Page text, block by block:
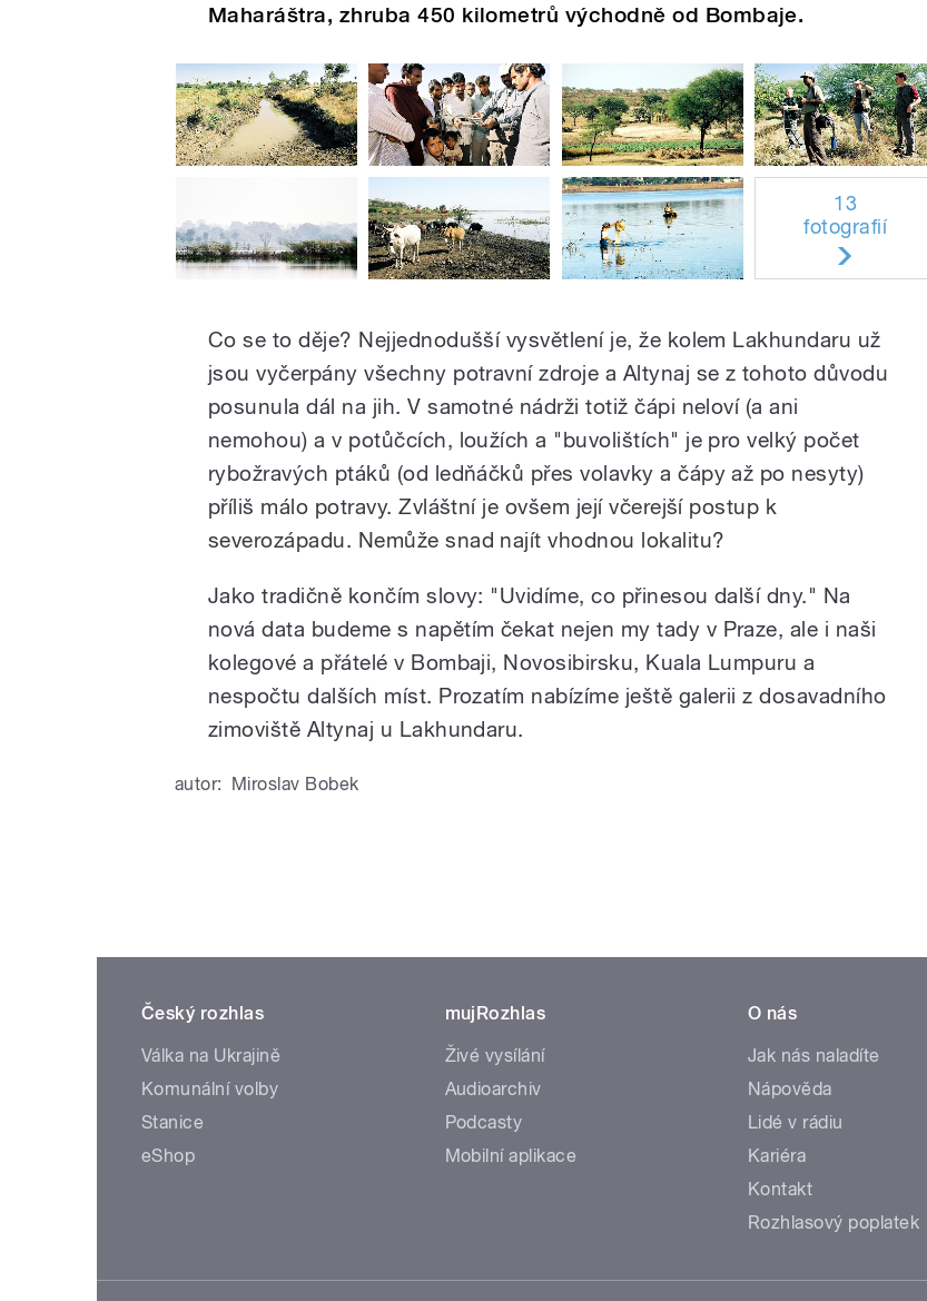
Maharáštra, zhruba 450 kilometrů východně od Bombaje.
13
fotografií
Co se to děje? Nejjednodušší vysvětlení je, že kolem Lakhundaru už
jsou vyčerpány všechny potravní zdroje a Altynaj se z tohoto důvodu
posunula dál na jih. V samotné nádrži totiž čápi neloví (a ani
nemohou) a v potůčcích, loužích a "buvolištích" je pro velký počet
rybožravých ptáků (od ledňáčků přes volavky a čápy až po nesyty)
příliš málo potravy. Zvláštní je ovšem její včerejší postup k
severozápadu. Nemůže snad najít vhodnou lokalitu?
Jako tradičně končím slovy: "Uvidíme, co přinesou další dny." Na
nová data budeme s napětím čekat nejen my tady v Praze, ale i naši
kolegové a přátelé v Bombaji, Novosibirsku, Kuala Lumpuru a
nespočtu dalších míst. Prozatím nabízíme ještě galerii z dosavadního
zimoviště Altynaj u Lakhundaru.
autor: Miroslav Bobek
Český rozhlas
Válka na Ukrajině
Komunální volby
Stanice
eShop
mujRozhlas
Živé vysílání
Audioarchiv
Podcasty
Mobilní aplikace
O nás
Jak nás naladíte
Nápověda
Lidé v rádiu
Kariéra
Kontakt
Rozhlasový poplatek